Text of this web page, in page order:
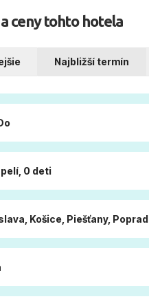
ceny tohto hotela
Najbližší termín
0 deti
Košice, Piešťany, Poprad